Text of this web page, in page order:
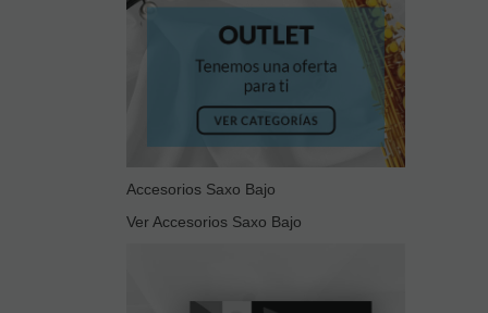
Accesorios Saxo Bajo
Ver Accesorios Saxo Bajo